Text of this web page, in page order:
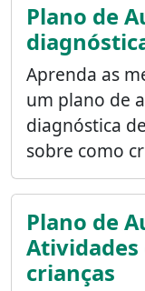
Plano de
Aprenda as
um plano de
diagnóstica
sobre como
Plano de
crianças